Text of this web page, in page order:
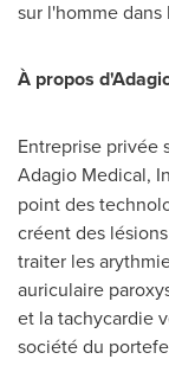
sur l'homme
À propos
Entreprise privée
Adagio Medical,
point des
créent des
traiter les
auriculaire
et la tachycardie
société du